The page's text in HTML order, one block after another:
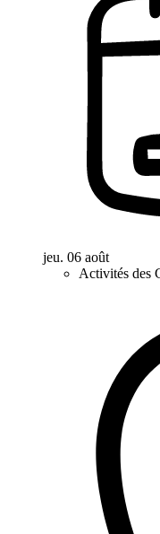
jeu. 06 août
Activités des